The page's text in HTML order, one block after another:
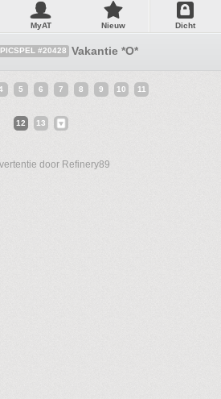
MyAT Nieuw Dicht
#20428 Vakantie *O*
5 6 7 8 9 10 11
12 13
door Refinery89